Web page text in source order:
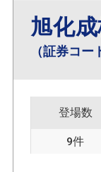
旭化
（証券コー
登場数
9件